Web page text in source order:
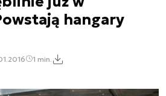
hangary
1 min.